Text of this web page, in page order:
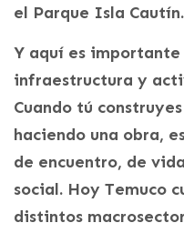
el Parque Isla Cautín.
Y aquí es
infraestructura y
Cuando tú
haciendo una obra,
de encuentro, de
social. Hoy Temuco
distintos